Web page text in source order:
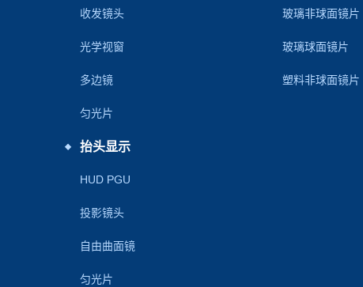
收发镜头
光学视窗
多边镜
匀光片
抬头显示
HUD PGU
投影镜头
自由曲面镜
匀光片
玻璃非球面镜片
玻璃球面镜片
塑料非球面镜片